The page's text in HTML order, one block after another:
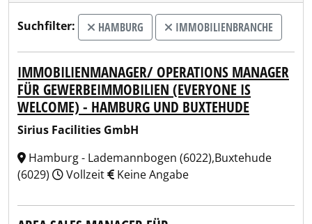
Suchfilter: HAMBURG IMMOBILIENBRANCHE
IMMOBILIENMANAGER/ OPERATIONS MANAGER
FÜR GEWERBEIMMOBILIEN (EVERYONE IS
WELCOME) - HAMBURG UND BUXTEHUDE
Sirius Facilities GmbH
Hamburg - Lademannbogen (6022),Buxtehude
(6029)
Vollzeit Keine Angabe